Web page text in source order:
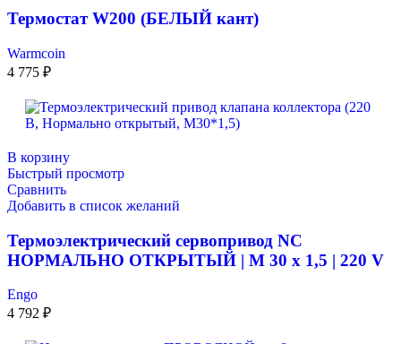
Термостат W200 (БЕЛЫЙ кант)
Warmcoin
4 775 ₽
В корзину
Быстрый просмотр
Сравнить
Добавить в список желаний
Термоэлектрический сервопривод NC
НОРМАЛЬНО ОТКРЫТЫЙ | M 30 x 1,5 | 220 V
Engo
4 792 ₽